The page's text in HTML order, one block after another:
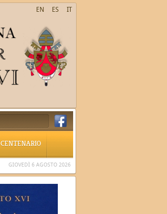
IT
ES
EN
CENTENARIO
GIOVEDÌ 6 AGOSTO 2026